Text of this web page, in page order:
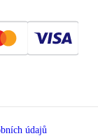
údajů